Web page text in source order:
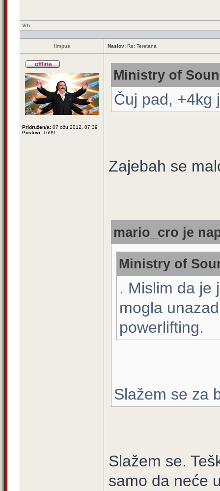
Vrh
limpus Naslov: Re: Teretana
Pridružen/a: 07 ožu 2012, 07:39
Postovi: 1699
Ministry of
Čuj pad, +4kg
Zajebah se
mario_cro je
Ministry of
. Mislim da je
mogla
powerlifting.
Slažem se za
Slažem se.
samo da neće